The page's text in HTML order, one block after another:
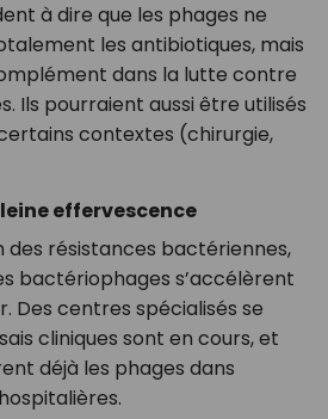
à dire que les phages ne
les antibiotiques, mais
dans la lutte contre
Ils pourraient aussi être utilisés
contextes (chirurgie,
effervescence
des résistances bactériennes,
bactériophages s’accélèrent
Des centres spécialisés se
cliniques sont en cours, et
déjà les phages dans